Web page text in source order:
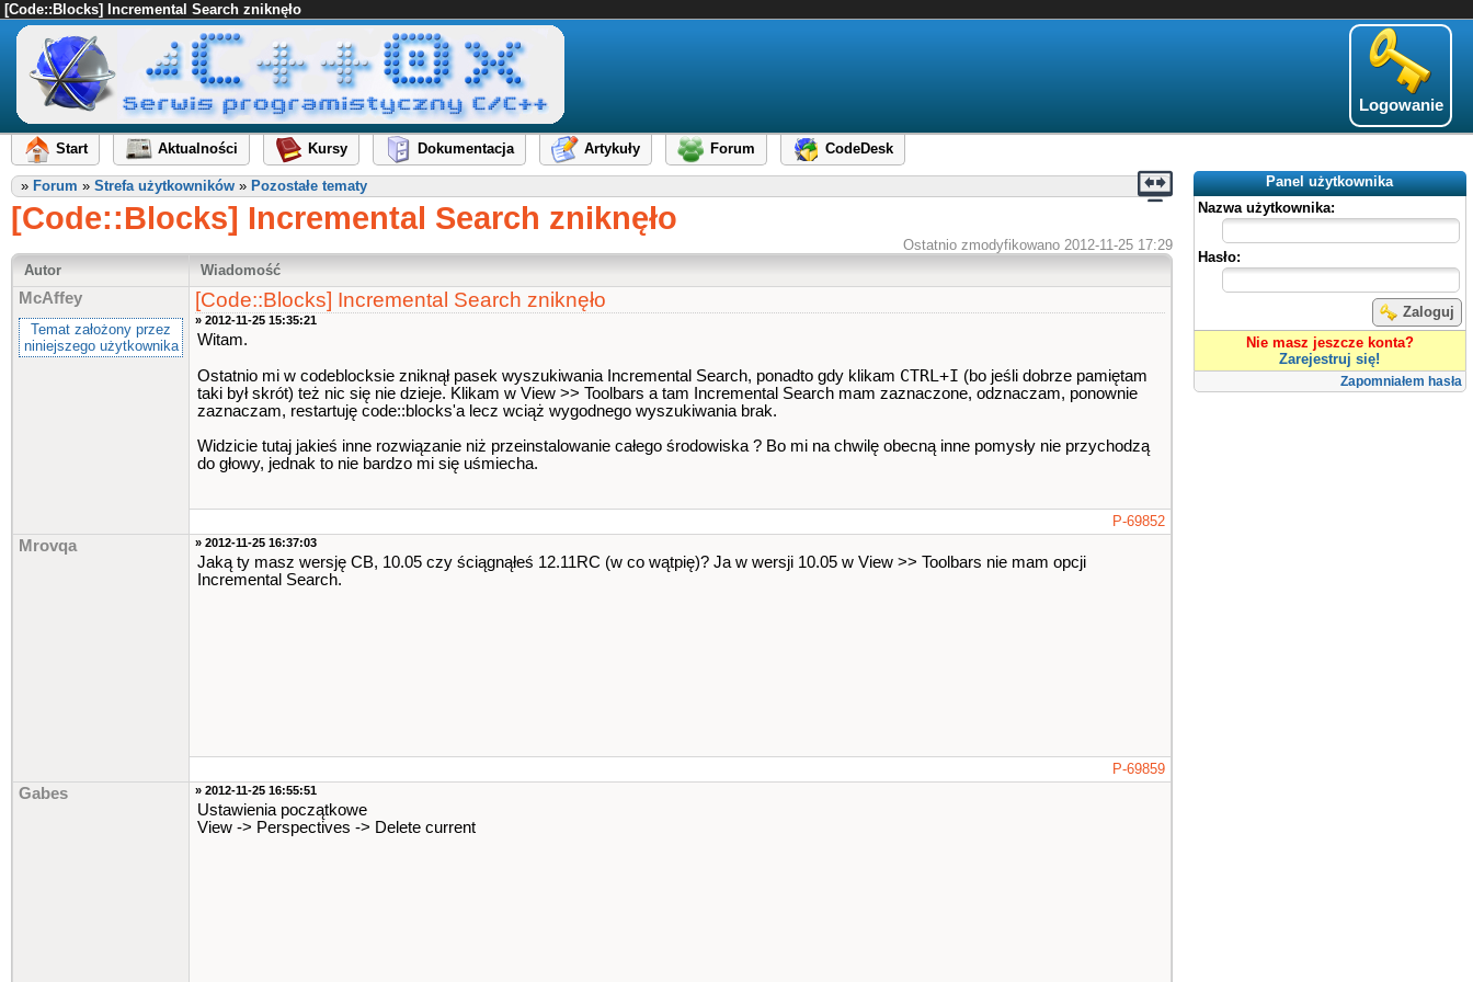
[Code::Blocks] Incremental Search zniknęło
Logowanie
Start Aktualności Kursy Dokumentacja Artykuły Forum
CodeDesk
Panel użytkownika
Nazwa użytkownika:
Hasło:
Zaloguj
Nie masz jeszcze konta?
Zarejestruj się!
Zapomniałem hasła
» Forum » Strefa użytkowników » Pozostałe tematy
[Code::Blocks] Incremental Search zniknęło
Ostatnio zmodyfikowano 2012-11-25 17:29
Autor
Wiadomość
McAffey
Temat założony przez
niniejszego użytkownika
[Code::Blocks] Incremental Search zniknęło
» 2012-11-25 15:35:21
Witam.
Ostatnio mi w codeblocksie zniknął pasek wyszukiwania Incremental Search, ponadto gdy klikam CTRL+I (bo jeśli dobrze pamiętam
taki był skrót) też nic się nie dzieje. Klikam w View >> Toolbars a tam Incremental Search mam zaznaczone, odznaczam, ponownie
zaznaczam, restartuję code::blocks'a lecz wciąż wygodnego wyszukiwania brak.
Widzicie tutaj jakieś inne rozwiązanie niż przeinstalowanie całego środowiska ? Bo mi na chwilę obecną inne pomysły nie przychodzą
do głowy, jednak to nie bardzo mi się uśmiecha.
P-69852
Mrovqa » 2012-11-25 16:37:03
Jaką ty masz wersję CB, 10.05 czy ściągnąłeś 12.11RC (w co wątpię)? Ja w wersji 10.05 w View >> Toolbars nie mam opcji
Incremental Search.
P-69859
Gabes » 2012-11-25 16:55:51
Ustawienia początkowe
View -> Perspectives -> Delete current